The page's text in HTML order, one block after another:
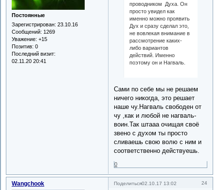
Постоянные
Зарегистрирован: 23.10.16
Сообщений: 1269
Уважение: +15
Позитив: 0
Последний визит:
02.11.20 20:41
проводником Духа. Он
просто увидел как
именно можно проявить
Дух и сразу сделал это,
не вовлекая внимание в
рассмотрение каких-
либо вариантов
действий. Именно
поэтому он и Нагваль.
Сами по себе мы не решаем
ничего никогда, это решает
наше чу.Нагваль свободен от
чу ,как и любой не нагваль-
воин.Так штааа очищая своё
звено с духом ты просто
сливаешь свою волю с ним и
соответственно действуешь.
0
Поделиться 24
02.10.17 13:02
Wangchook